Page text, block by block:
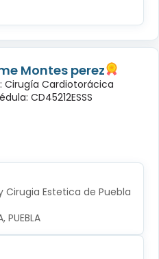
Montes perez
Cirugía Cardiotorácica
CD45212ESSS
Estetica de Puebla
PUEBLA